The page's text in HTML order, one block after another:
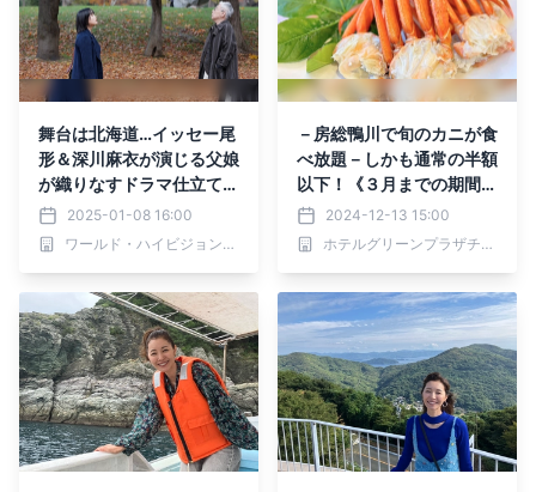
舞台は北海道…イッセー尾
形＆深川麻衣が演じる父娘
が織りなすドラマ仕立ての
旅番組「イッセー尾形の週
末父娘（おやこ）」2025
年1月14日（火）よる7:45
スタート
2025-01-08 16:00
ワールド・ハイビジョン・チャンネル株式会社
－房総鴨川で旬のカニが食
べ放題－しかも通常の半額
以下！《３月までの期間限
定ご宿泊プラン》
2024-12-13 15:00
ホテルグリーンプラザチェーン